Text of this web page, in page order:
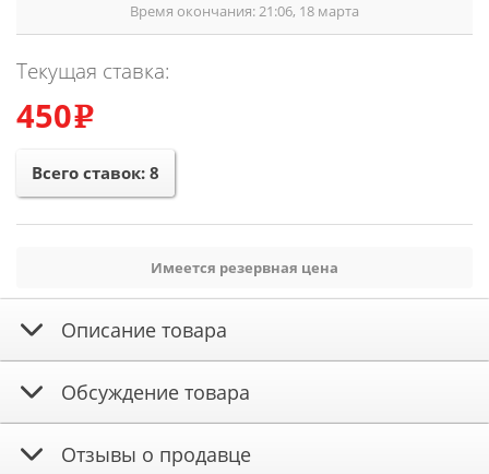
Время окончания: 21:06, 18 марта
Текущая ставка:
450e
Всего ставок: 8
Имеется резервная цена
Описание товара
Обсуждение товара
Отзывы о продавце